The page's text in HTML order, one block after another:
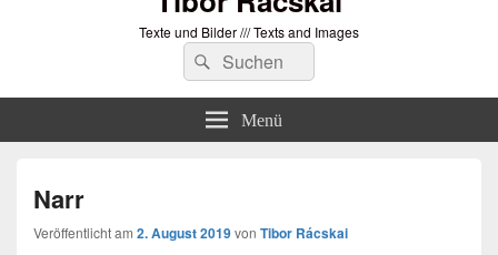
Texte und Bilder /// Texts and Images
Suchen
nach:
Suchen
Menü
Narr
Veröffentlicht am 2. August 2019von Tibor Rácskai